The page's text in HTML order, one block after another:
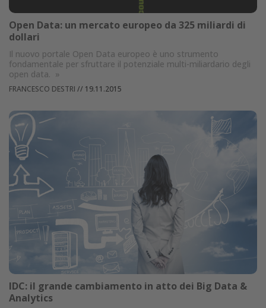
Open Data: un mercato europeo da 325 miliardi di
dollari
Il nuovo portale Open Data europeo è uno strumento
fondamentale per sfruttare il potenziale multi-miliardario degli
open data. »
FRANCESCO DESTRI // 19.11.2015
IDC: il grande cambiamento in atto dei Big Data &
Analytics